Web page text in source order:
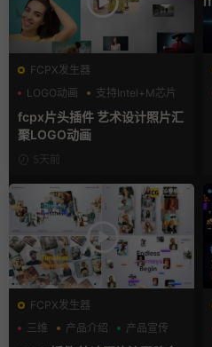
FCPX发生器
LOGO动画
支持Intel+M芯片
汇聚
fcpx片头插件 艺术设计照片汇
聚LOGO动画
5天前
FCPX发生器
三维
产品介绍 产品宣传